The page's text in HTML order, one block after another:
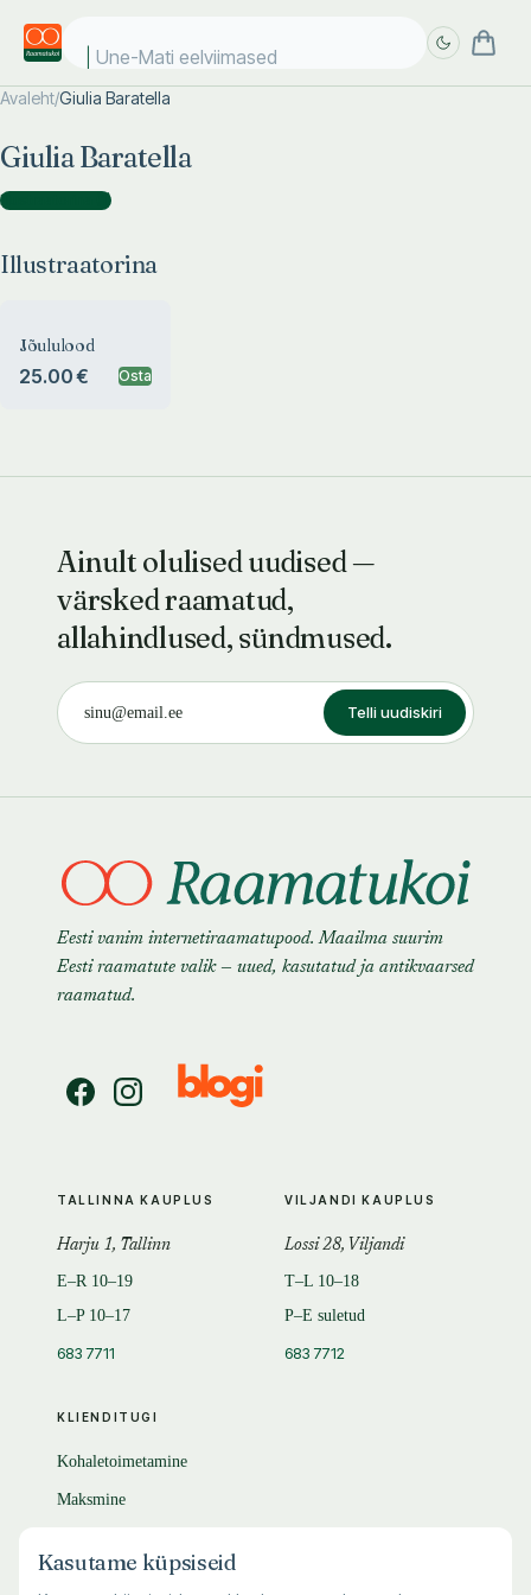
Une-Mati eelviimased k
Avaleht/Giulia Baratella
Giulia Baratella
Illustraatorina )
Illustraatorina
Jõululood
25.00 € Osta
Ainult olulised uudised —
värsked raamatud,
allahindlused, sündmused.
Telli uudiskiri
Eesti vanim internetiraamatupood. Maailma suurim
Eesti raamatute valik — uued, kasutatud ja antikvaarsed
raamatud.
KLIENDITUGI
Kohaletoimetamine
Maksmine
KKK
TALLINNA KAUPLUS
Harju 1, Tallinn
E–R 10–19
L–P 10–17
683 7711
VILJANDI KAUPLUS
Lossi 28, Viljandi
T–L 10–18
P–E suletud
683 7712
Kasutame küpsiseid